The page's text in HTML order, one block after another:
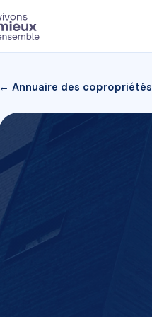
← Annuaire des copropriétés